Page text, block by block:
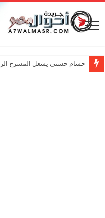
حسام حسني يشعل المسرح